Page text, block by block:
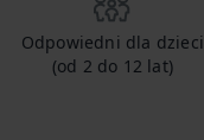
Odpowiedni dla dzieci
(od 2 do 12 lat)